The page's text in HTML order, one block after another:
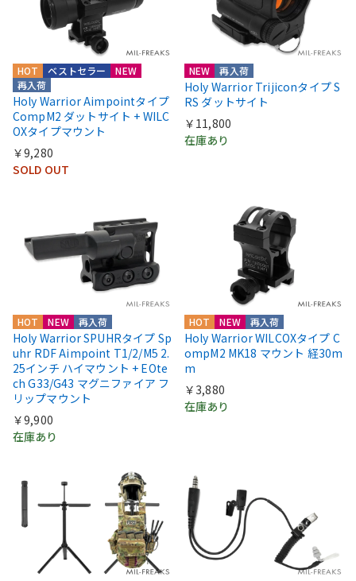
HOT
NEW
再入荷
ベストセラー
Holy Warrior Aimpointタイプ
CompM2 ダットサイト + WILC
OXタイプマウント
￥9,280
SOLD OUT
NEW 再入荷
Holy Warrior Trijiconタイプ S
RS ダットサイト
￥11,800
在庫あり
HOT NEW 再入荷
Holy Warrior SPUHRタイプ Sp
uhr RDF Aimpoint T1/2/M5 2.
25インチ ハイマウント + EOte
ch G33/G43 マグニファイア フ
リップマウント
￥9,900
在庫あり
HOT NEW 再入荷
Holy Warrior WILCOXタイプ C
ompM2 MK18 マウント 経30m
m
￥3,880
在庫あり